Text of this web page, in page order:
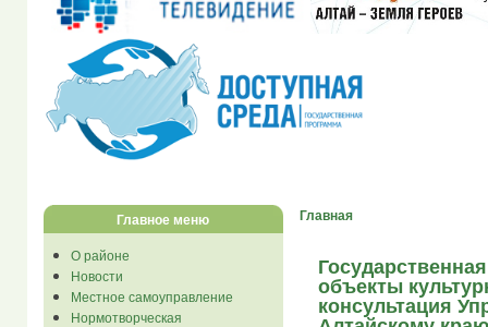
Главное меню
О районе
Новости
Местное самоуправление
Нормотворческая
Главная
объекты
консультация